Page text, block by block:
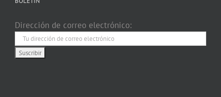
Dirección de correo electrónico: